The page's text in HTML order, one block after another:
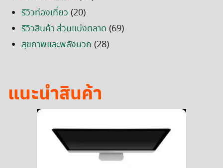
รีวิวท่องเที่ยว (20)
รีวิวสินค้า ส่วนแบ่งตลาด (69)
สุขภาพและพลังบวก (28)
แนะนำสินค้า